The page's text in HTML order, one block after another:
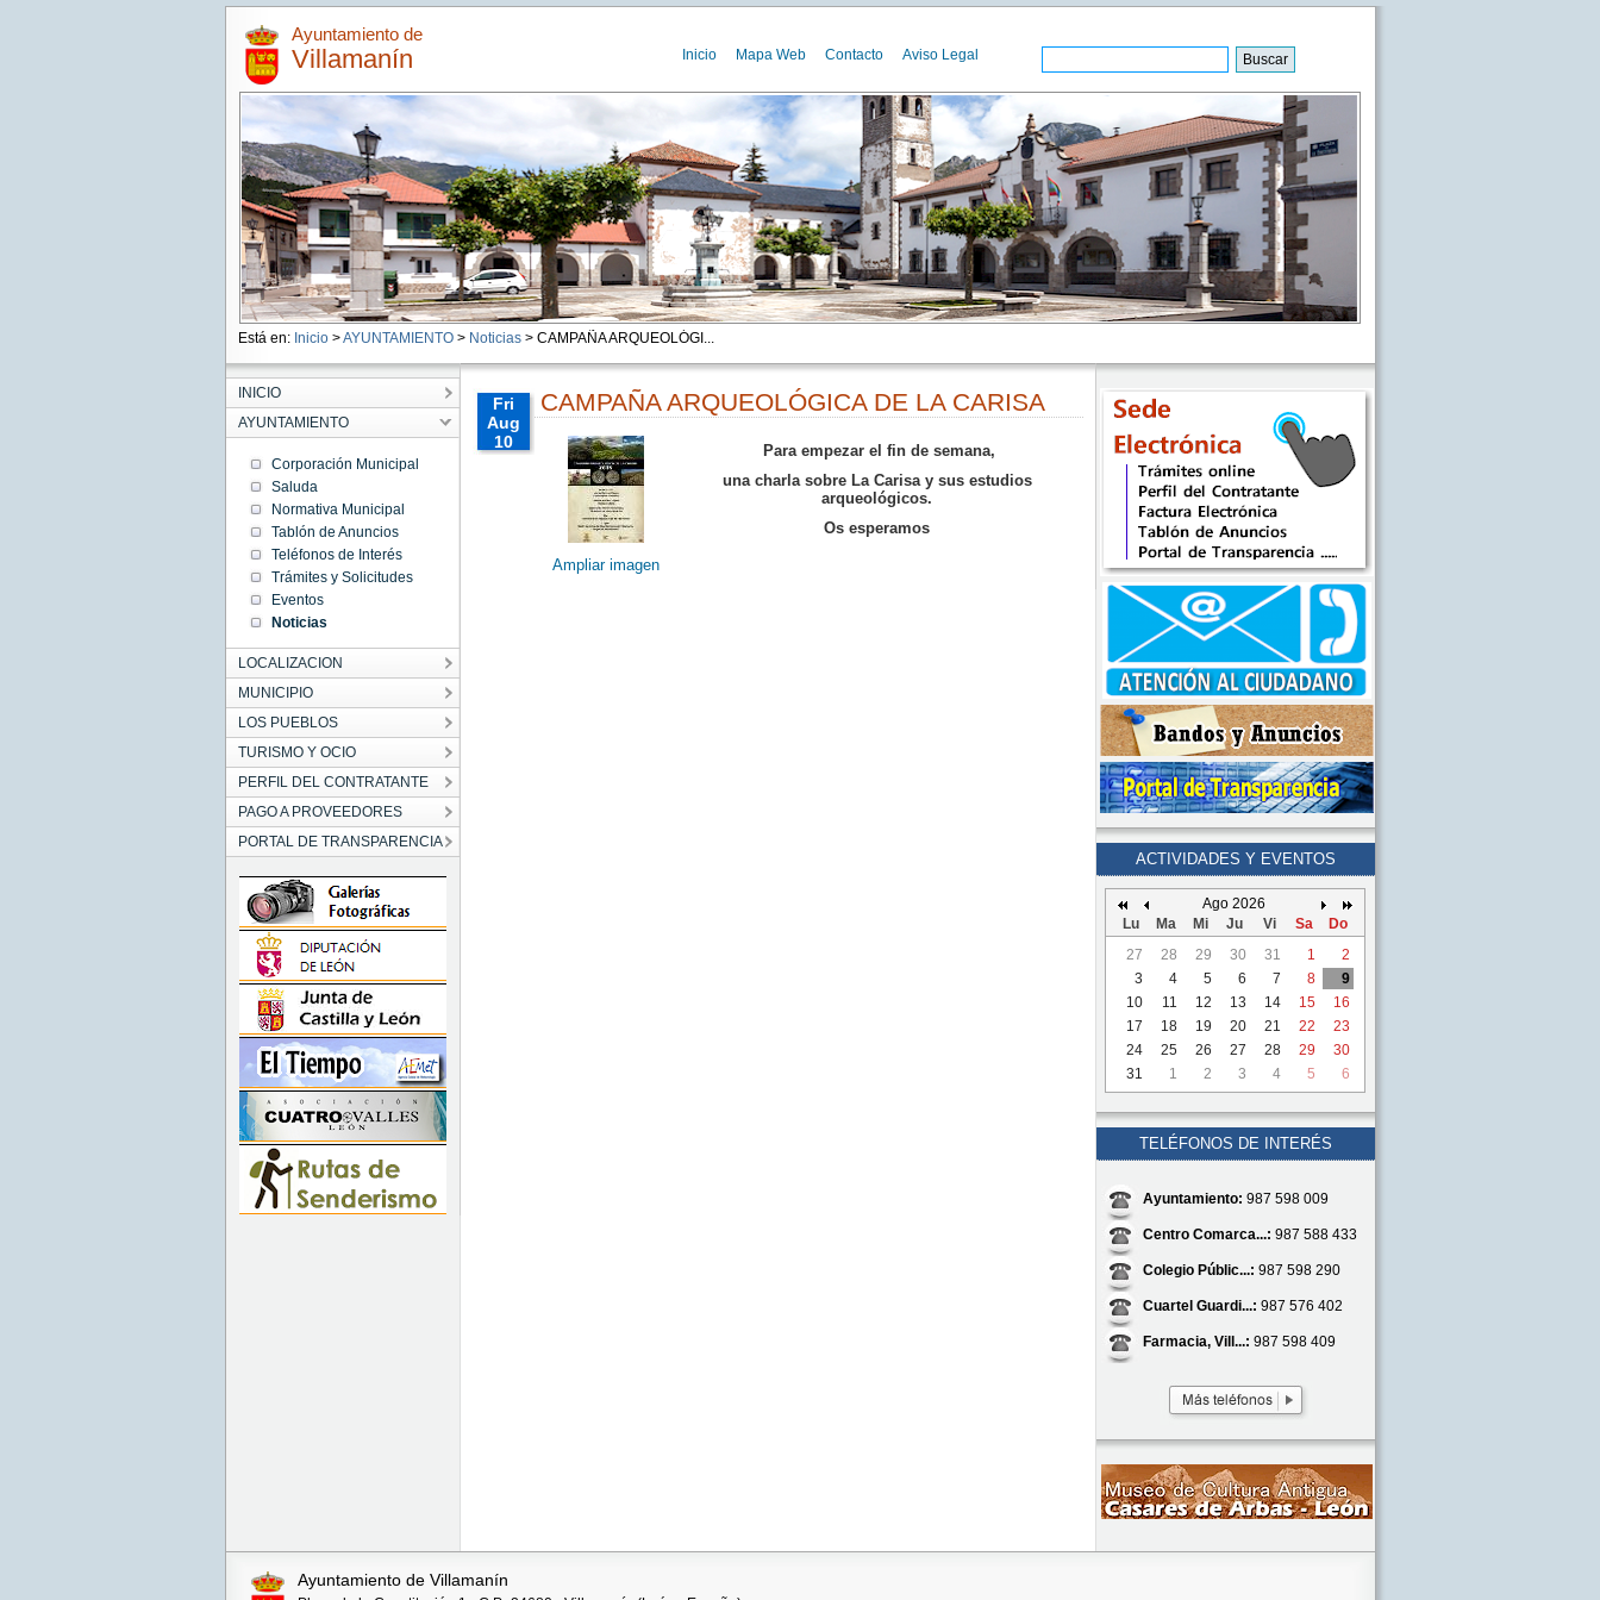
Ayuntamiento de
Villamanín Inicio Mapa Web Contacto Aviso Legal
Está en: Inicio >AYUNTAMIENTO> Noticias> CAMPAÑA ARQUEOLÓGI...
INICIO
AYUNTAMIENTO
Corporación Municipal
Saluda
Normativa Municipal
Tablón de Anuncios
Teléfonos de Interés
Trámites y Solicitudes
Eventos
Noticias
LOCALIZACION
MUNICIPIO
LOS PUEBLOS
TURISMO Y OCIO
PERFIL DEL CONTRATANTE
PAGO A PROVEEDORES
PORTAL DE TRANSPARENCIA
Fri
Aug
10
CAMPAÑA ARQUEOLÓGICA DE LA CARISA
Ampliar imagen
Para empezar el fin de semana,
una charla sobre La Carisa y sus estudios
arqueológicos.
Os esperamos
ACTIVIDADES Y EVENTOS
Ago 2026
Lu
Ma Mi Ju Vi Sa
Do
27
28 29 30 31 1
2
3
4 5 6 7 8
9
10
11 12 13 14 15
16
17
18 19 20 21 22
23
24
25 26 27 28 29
30
31
1 2 3 4 5 6
TELÉFONOS DE INTERÉS
Ayuntamiento: 987 598 009
Centro Comarca...: 987 588 433
Colegio Públic...: 987 598 290
Cuartel Guardi...: 987 576 402
Farmacia, Vill...: 987 598 409
Ayuntamiento de Villamanín